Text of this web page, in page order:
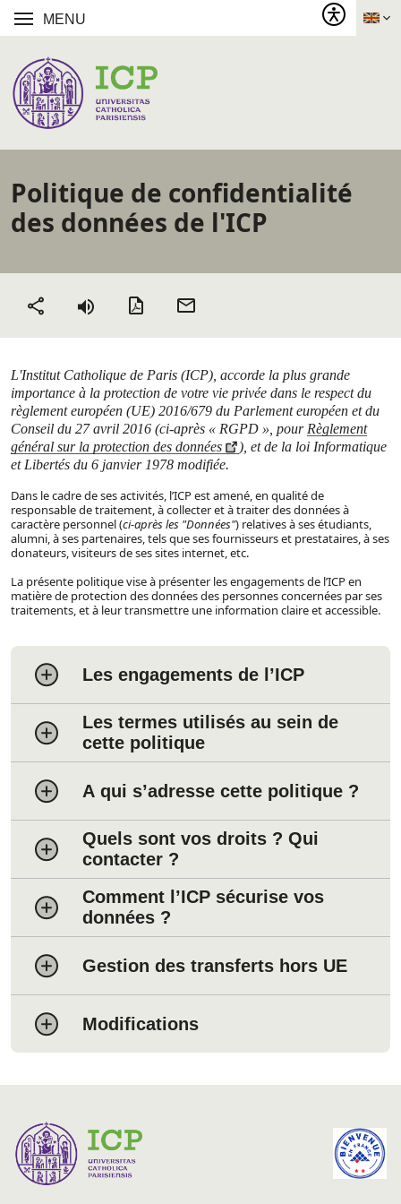
MENU
Politique de confidentialité
des données de l'ICP
Partager Version PDF
L'Institut Catholique de Paris (ICP), accorde la plus grande
importance à la protection de votre vie privée dans le respect du
règlement européen (UE) 2016/679 du Parlement européen et du
Conseil du 27 avril 2016 (ci-après « RGPD », pour Règlement
général sur la protection des données
), et de la loi Informatique
et Libertés du 6 janvier 1978 modifiée.
Dans le cadre de ses activités, l’ICP est amené, en qualité de
responsable de traitement, à collecter et à traiter des données à
caractère personnel (ci-après les "Données") relatives à ses étudiants,
alumni, à ses partenaires, tels que ses fournisseurs et prestataires, à ses
donateurs, visiteurs de ses sites internet, etc.
La présente politique vise à présenter les engagements de l’ICP en
matière de protection des données des personnes concernées par ses
traitements, et à leur transmettre une information claire et accessible.
Les engagements de l’ICP
Les termes utilisés au sein de
cette politique
A qui s’adresse cette politique ?
Quels sont vos droits ? Qui
contacter ?
Comment l’ICP sécurise vos
données ?
Gestion des transferts hors UE
Modifications